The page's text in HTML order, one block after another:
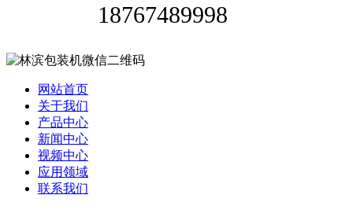
18767489998
网站首页
关于我们
产品中心
新闻中心
视频中心
应用领域
联系我们